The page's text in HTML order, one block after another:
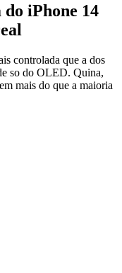
iPhone 14
controlada que a dos
so do OLED. Quina,
mais do que a maioria